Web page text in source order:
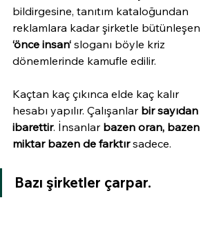
bildirgesine, tanıtım kataloğundan
reklamlara kadar şirketle bütünleşen
‘önce insan‘ sloganı böyle kriz
dönemlerinde kamufle edilir.
Kaçtan kaç çıkınca elde kaç kalır
hesabı yapılır. Çalışanlar bir sayıdan
ibarettir. İnsanlar bazen oran, bazen
miktar bazen de farktır sadece.
Bazı şirketler çarpar.